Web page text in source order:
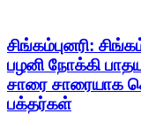
சிங்கம்புனரி:
பழனி நோக்கி
சாரை சாரையாக
பக்தர்கள்